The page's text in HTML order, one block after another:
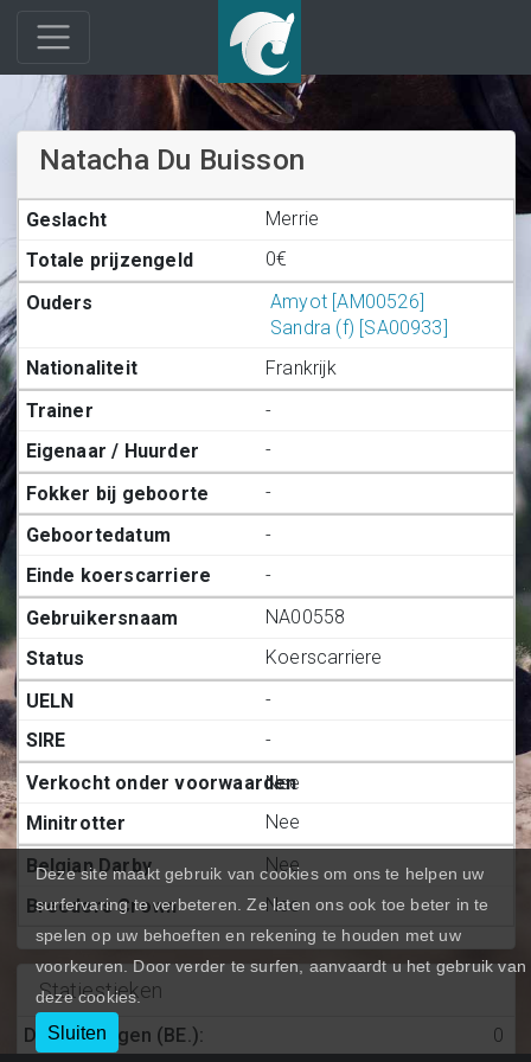
Natacha Du Buisson
Merrie
0€
Amyot [AM00526]
Sandra (f) [SA00933]
Frankrijk
-
-
-
-
-
NA00558
Koerscarriere
-
-
Nee
Nee
Nee
Nee
Statiestieken
Deelnemingen (BE.): 0
Deze site maakt gebruik van cookies om ons te helpen uw
surfervaring te verbeteren. Ze laten ons ook toe beter in te
spelen op uw behoeften en rekening te houden met uw
voorkeuren. Door verder te surfen, aanvaardt u het gebruik van
deze cookies.
Sluiten